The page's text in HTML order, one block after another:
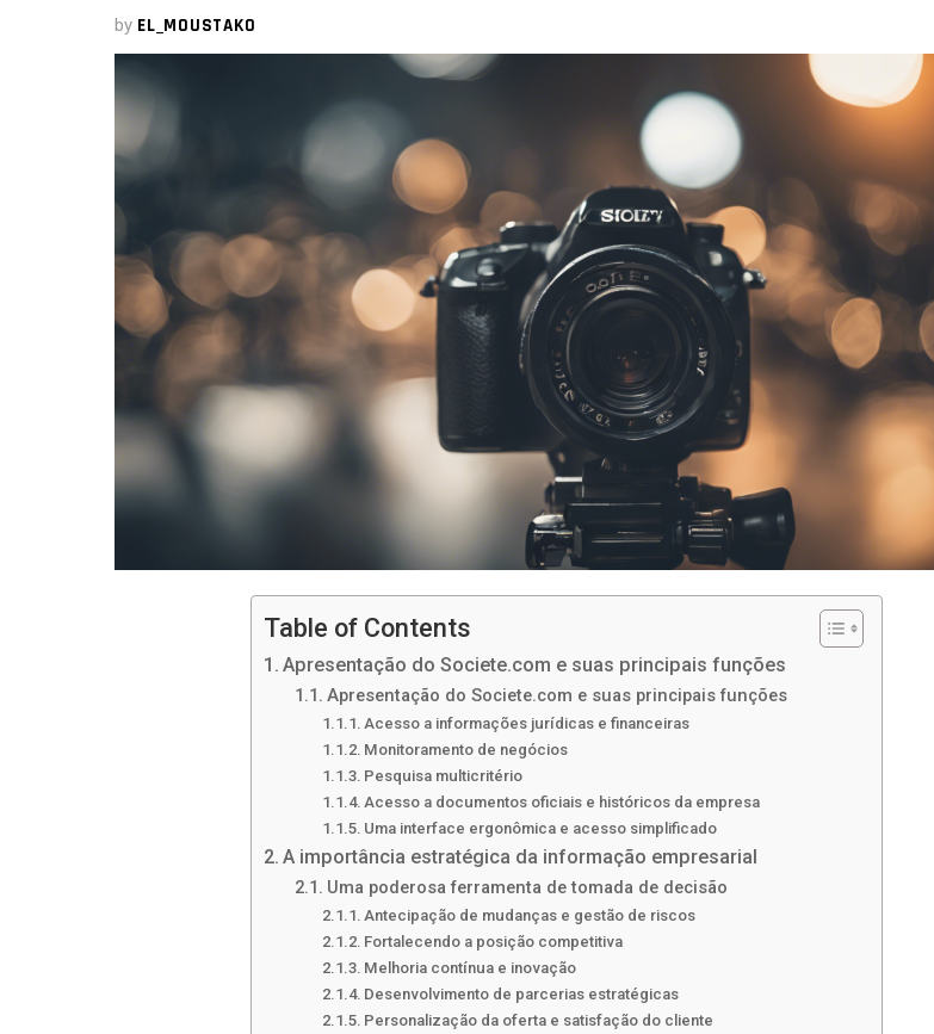
by EL_MOUSTAKO
Table of Contents
Apresentação do Societe.com e suas principais funções
Apresentação do Societe.com e suas principais funções
Acesso a informações jurídicas e financeiras
Monitoramento de negócios
Pesquisa multicritério
Acesso a documentos oficiais e históricos da empresa
Uma interface ergonômica e acesso simplificado
A importância estratégica da informação empresarial
Uma poderosa ferramenta de tomada de decisão
Antecipação de mudanças e gestão de riscos
Fortalecendo a posição competitiva
Melhoria contínua e inovação
Desenvolvimento de parcerias estratégicas
Personalização da oferta e satisfação do cliente